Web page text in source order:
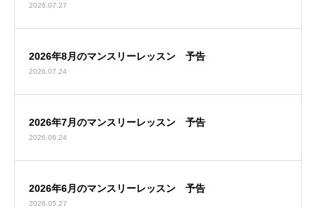
2026.07.27
2026年8月のマンスリーレッスン 予告
2026.07.24
2026年7月のマンスリーレッスン 予告
2026.06.24
2026年6月のマンスリーレッスン 予告
2026.05.27